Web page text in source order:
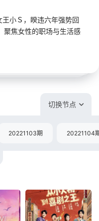
小Ｓ，睽违六年强势回
聚焦女性的职场与生活感
切换节点
20221103期 20221104